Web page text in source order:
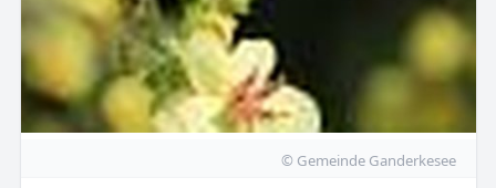
© Gemeinde Ganderkesee